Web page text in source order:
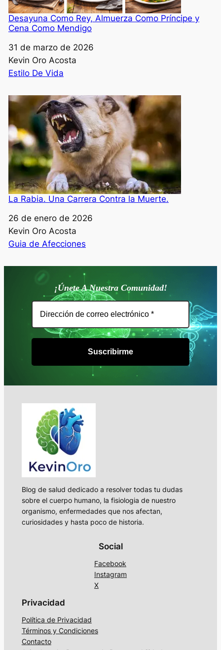
Desayuna Como Rey, Almuerza Como Príncipe y
Cena Como Mendigo
Fecha
31 de marzo de 2026
Autor
Kevin Oro Acosta
Respecto a
Estilo De Vida
La Rabia. Una Carrera Contra la Muerte.
Fecha
26 de enero de 2026
Autor
Kevin Oro Acosta
Respecto a
Guia de Afecciones
¡Únete A Nuestra Comunidad!
Blog de salud dedicado a resolver todas tu dudas
sobre el cuerpo humano, la fisiologia de nuestro
organismo, enfermedades que nos afectan,
curiosidades y hasta poco de historia.
Social
Facebook
Instagram
X
Privacidad
Política de Privacidad
Términos y Condiciones
Contacto